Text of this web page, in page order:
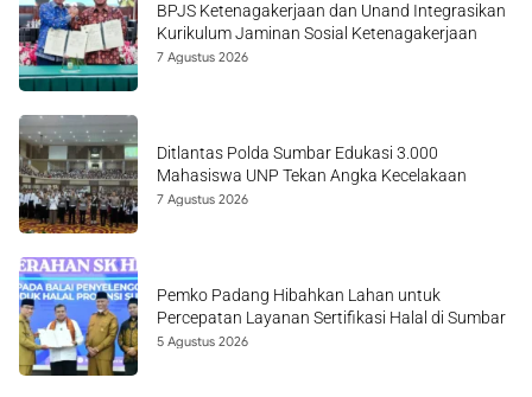
BPJS Ketenagakerjaan dan Unand Integrasikan
Kurikulum Jaminan Sosial Ketenagakerjaan
7 Agustus 2026
Ditlantas Polda Sumbar Edukasi 3.000
Mahasiswa UNP Tekan Angka Kecelakaan
7 Agustus 2026
Pemko Padang Hibahkan Lahan untuk
Percepatan Layanan Sertifikasi Halal di Sumbar
5 Agustus 2026